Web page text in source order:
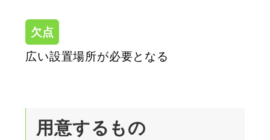
欠点
広い設置場所が必要となる
用意するもの